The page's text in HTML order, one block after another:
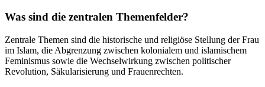
Was sind die zentralen Themenfelder?
Zentrale Themen sind die historische und religiöse Stellung der Frau
im Islam, die Abgrenzung zwischen kolonialem und islamischem
Feminismus sowie die Wechselwirkung zwischen politischer
Revolution, Säkularisierung und Frauenrechten.